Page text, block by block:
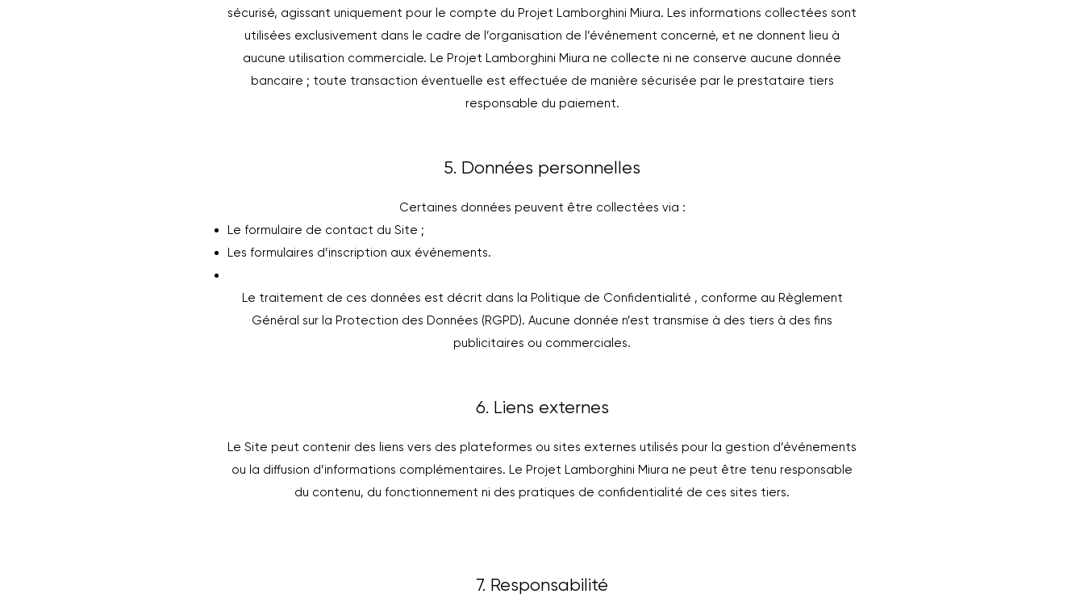
sécurisé, agissant uniquement pour le compte du Projet Lamborghini Miura. Les informations collectées sont
utilisées exclusivement dans le cadre de l’organisation de l’événement concerné, et ne donnent lieu à
aucune utilisation commerciale. Le Projet Lamborghini Miura ne collecte ni ne conserve aucune donnée
bancaire ; toute transaction éventuelle est effectuée de manière sécurisée par le prestataire tiers
responsable du paiement.
5. Données personnelles
Certaines données peuvent être collectées via :
Le formulaire de contact du Site ;
Les formulaires d’inscription aux événements.
Le traitement de ces données est décrit dans la Politique de Confidentialité , conforme au Règlement
Général sur la Protection des Données (RGPD). Aucune donnée n’est transmise à des tiers à des fins
publicitaires ou commerciales.
6. Liens externes
Le Site peut contenir des liens vers des plateformes ou sites externes utilisés pour la gestion d’événements
ou la diffusion d’informations complémentaires. Le Projet Lamborghini Miura ne peut être tenu responsable
du contenu, du fonctionnement ni des pratiques de confidentialité de ces sites tiers.
7. Responsabilité